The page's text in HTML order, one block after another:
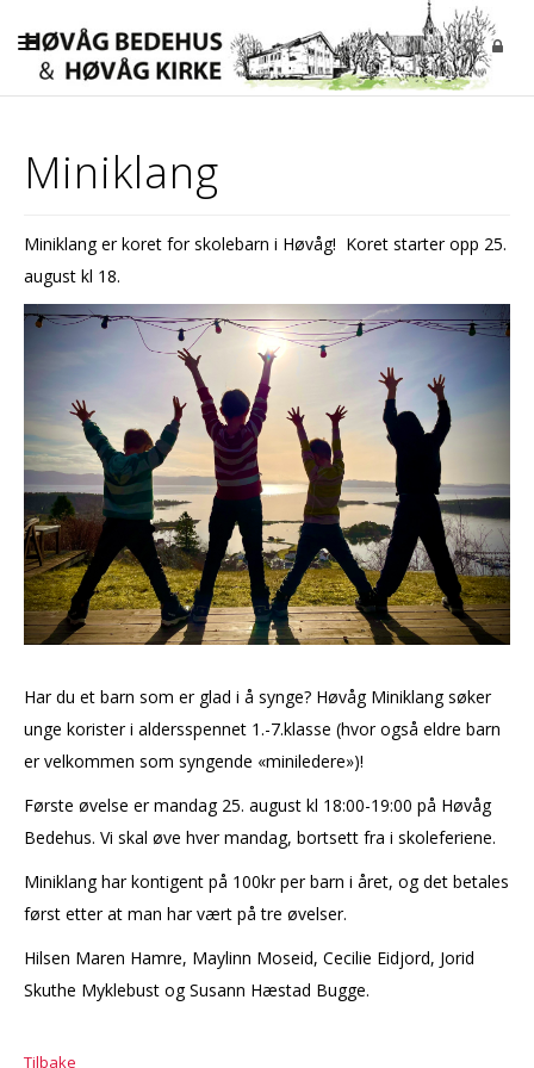
MENIGHETEN
VOKSNE
KONTAKT
Miniklang
Miniklang er koret for skolebarn i Høvåg! Koret starter opp 25.
august kl 18.
Har du et barn som er glad i å synge? Høvåg Miniklang søker
unge korister i aldersspennet 1.-7.klasse (hvor også eldre barn
er velkommen som syngende «miniledere»)!
Første øvelse er mandag 25. august kl 18:00-19:00 på Høvåg
Bedehus. Vi skal øve hver mandag, bortsett fra i skoleferiene.
Miniklang har kontigent på 100kr per barn i året, og det betales
først etter at man har vært på tre øvelser.
Hilsen Maren Hamre, Maylinn Moseid, Cecilie Eidjord, Jorid
Skuthe Myklebust og Susann Hæstad Bugge.
Tilbake